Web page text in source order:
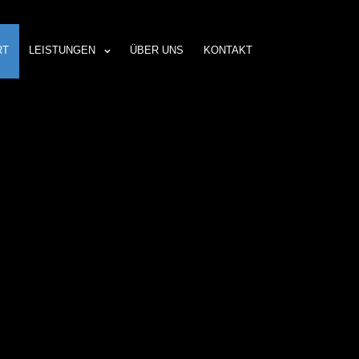
LEISTUNGEN ÜBER UNS KONTAKT